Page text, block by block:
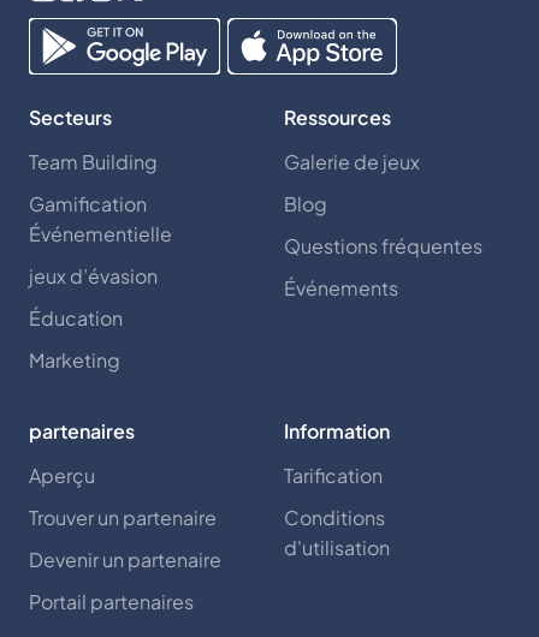
Secteurs
Team Building
Gamification
Événementielle
jeux d’évasion
Éducation
Marketing
Ressources
Galerie de jeux
Blog
Questions fréquentes
Événements
partenaires
Aperçu
Trouver un partenaire
Devenir un partenaire
Portail partenaires
Information
Tarification
Conditions
d'utilisation